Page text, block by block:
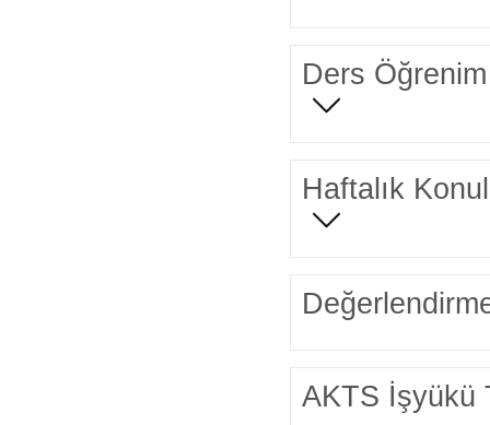
Ders Öğrenim
Haftalık
AKTS İşyükü